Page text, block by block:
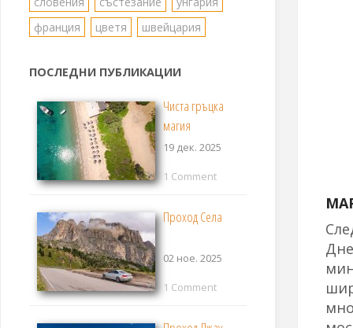
франция
цветя швейцария
ПОСЛЕДНИ ПУБЛИКАЦИИ
Чиста гръцка
магия
19 дек. 2025
1 Comment
Проход Села
02 ное. 2025
1 Comment